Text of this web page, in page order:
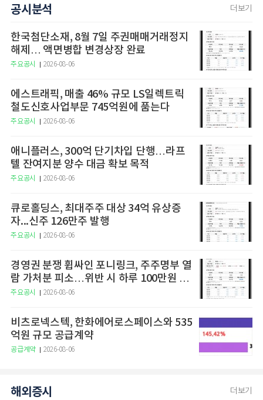
공시분석 더보기
한국첨단소재, 8월 7일 주권매매거래정지
해제… 액면병합 변경상장 완료
주요공시 2026-08-06
에스트래픽, 매출 46% 규모 LS일렉트릭
철도신호사업부문 745억원에 품는다
주요공시 2026-08-06
애니플러스, 300억 단기차입 단행…라프
텔 잔여지분 양수 대금 확보 목적
주요공시 2026-08-06
큐로홀딩스, 최대주주 대상 34억 유상증
자...신주 126만주 발행
주요공시 2026-08-06
경영권 분쟁 휩싸인 포니링크, 주주명부 열
람 가처분 피소…위반 시 하루 100만원 청
구
주요공시 2026-08-06
비츠로넥스텍, 한화에어로스페이스와 535
억원 규모 공급계약
공급계약 2026-08-06
해외증시 더보기